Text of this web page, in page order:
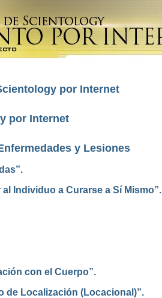
por Internet
por Internet
y Lesiones
Individuo a Curarse a Sí Mismo”.
con el Cuerpo”.
de Localización (Locacional)”.